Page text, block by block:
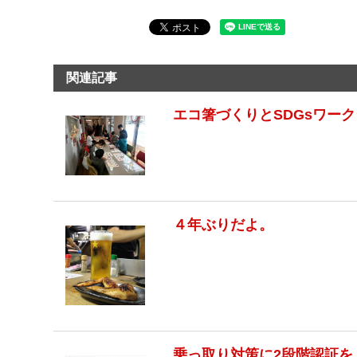
関連記事
エコ箸づくりとSDGsワー
４年ぶりだよ。